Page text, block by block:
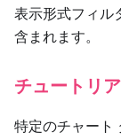
表示形式フィル
含まれます。
チュートリ
特定のチャート